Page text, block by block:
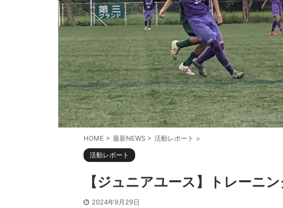
HOME > 最新NEWS > 活動レポート >
活動レポート
【ジュニアユース】トレーニ
2024年9月29日